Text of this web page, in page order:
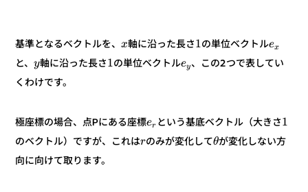
基準となるベクトルを、x軸に沿った長さ1の単位ベクトルex
と、y軸に沿った長さ1の単位ベクトルey、この2つで表してい
くわけです。
極座標の場合、点Pにある座標er という基底ベクトル（大きさ1
のベクトル）ですが、これはrのみが変化してθが変化しない方
向に向けて取ります。